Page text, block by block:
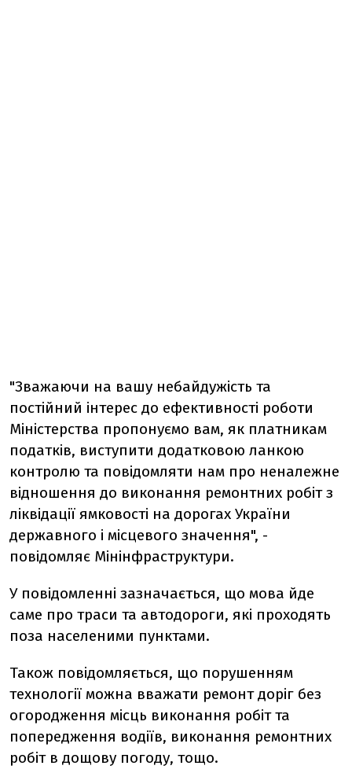
"Зважаючи на вашу небайдужість та
постійний інтерес до ефективності роботи
Міністерства пропонуємо вам, як платникам
податків, виступити додатковою ланкою
контролю та повідомляти нам про неналежне
відношення до виконання ремонтних робіт з
ліквідації ямковості на дорогах України
державного і місцевого значення", -
повідомляє Мінінфраструктури.
У повідомленні зазначається, що мова йде
саме про траси та автодороги, які проходять
поза населеними пунктами.
Також повідомляється, що порушенням
технології можна вважати ремонт доріг без
огородження місць виконання робіт та
попередження водіїв, виконання ремонтних
робіт в дощову погоду, тощо.